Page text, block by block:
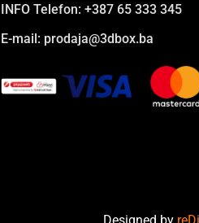
INFO Telefon: +387 65 333 345
E-mail: prodaja@3dbox.ba